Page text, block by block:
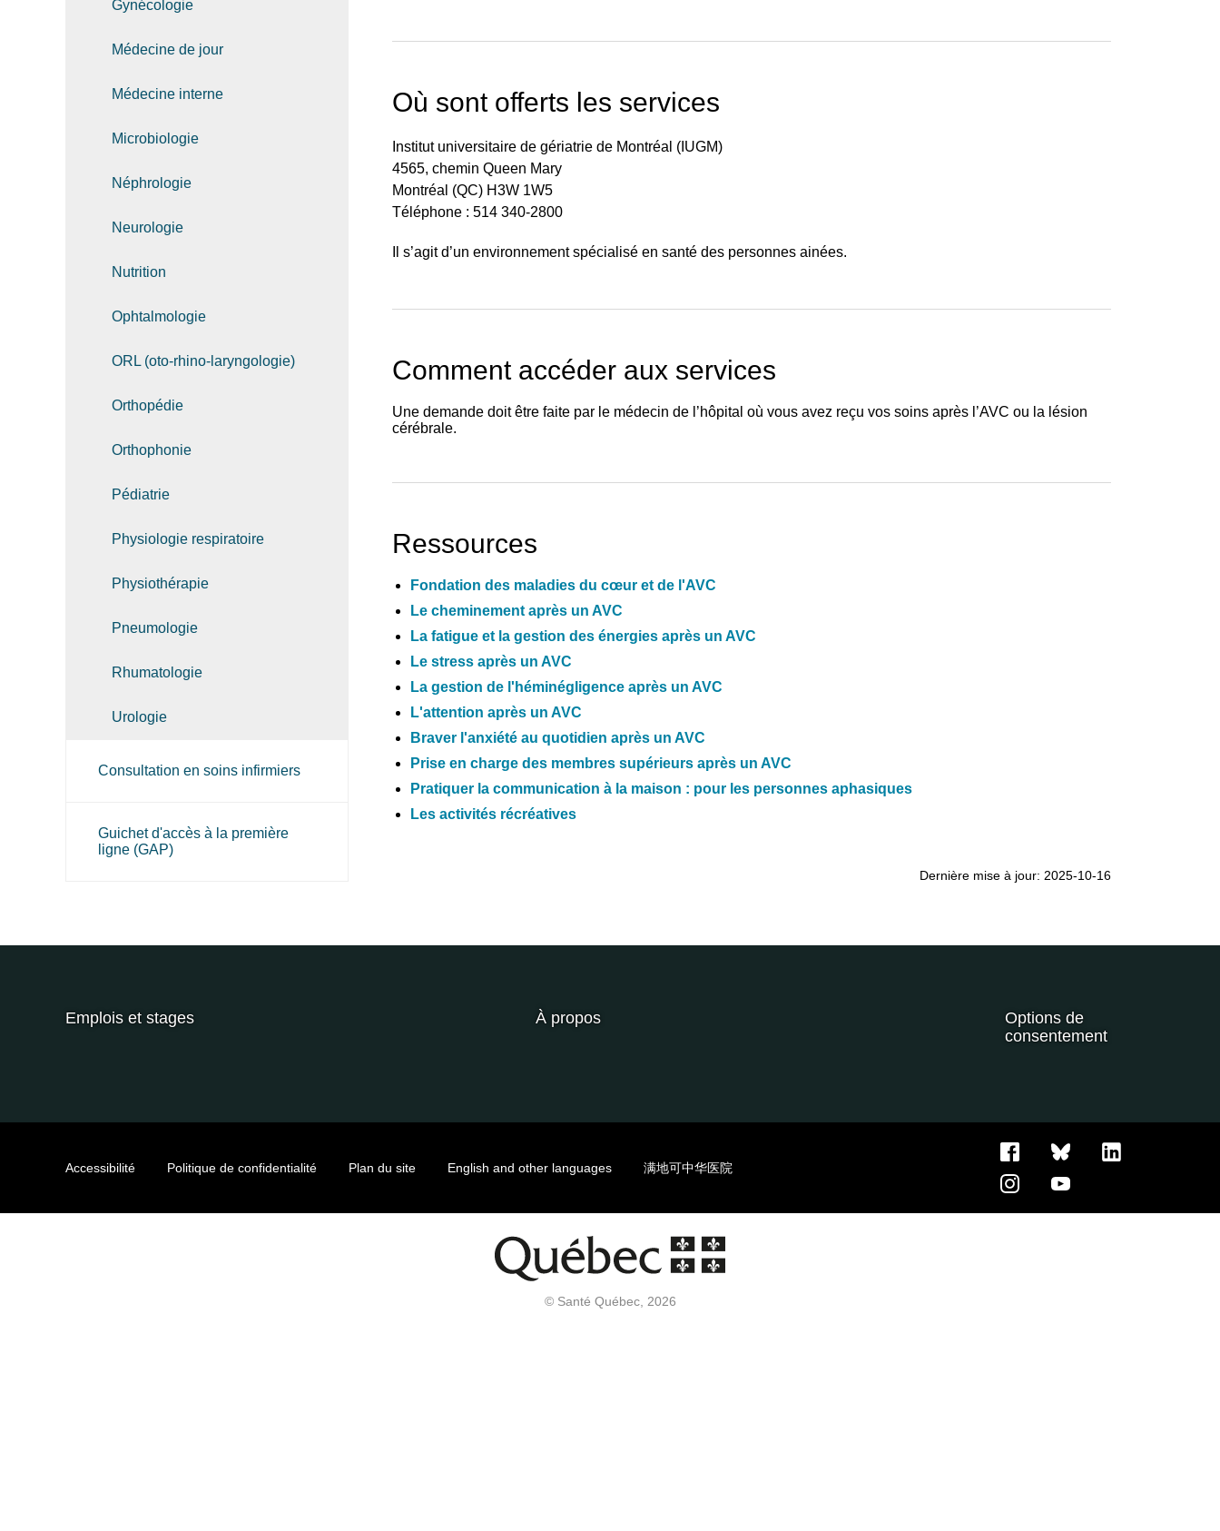
Gynécologie
Médecine de jour
Médecine interne
Microbiologie
Néphrologie
Neurologie
Nutrition
Ophtalmologie
ORL (oto-rhino-laryngologie)
Orthopédie
Orthophonie
Pédiatrie
Physiologie respiratoire
Physiothérapie
Pneumologie
Rhumatologie
Urologie
Consultation en soins infirmiers
Guichet d'accès à la première
ligne (GAP)
Où sont offerts les services
Institut universitaire de gériatrie de Montréal (IUGM)
4565, chemin Queen Mary
Montréal (QC) H3W 1W5
Téléphone : 514 340-2800
Il s’agit d’un environnement spécialisé en santé des personnes ainées.
Comment accéder aux services
Une demande doit être faite par le médecin de l’hôpital où vous avez reçu vos soins après l’AVC ou la lésion
cérébrale.
Ressources
Fondation des maladies du cœur et de l'AVC
Le cheminement après un AVC
La fatigue et la gestion des énergies après un AVC
Le stress après un AVC
La gestion de l'héminégligence après un AVC
L'attention après un AVC
Braver l'anxiété au quotidien après un AVC
Prise en charge des membres supérieurs après un AVC
Pratiquer la communication à la maison : pour les personnes aphasiques
Les activités récréatives
Dernière mise à jour: 2025-10-16
Emplois et stages À propos
Options de
consentement
Accessibilité Politique de confidentialité Plan du site English and other languages 满地可中华医院
© Santé Québec, 2026